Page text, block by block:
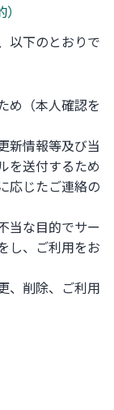
以下のとおりで
め（本人確認を
新情報等及び当
を送付するため
応じたご連絡の
当な目的でサー
し、ご利用をお
、削除、ご利用